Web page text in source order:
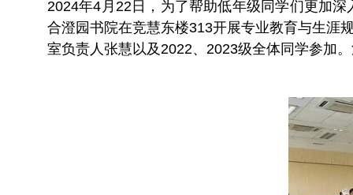
2024年4月22日，为了帮助低年级同学们更加
合澄园书院在竞慧东楼313开展专业教育与生涯
室负责人张慧以及2022、2023级全体同学参加